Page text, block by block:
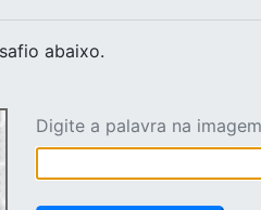
abaixo.
Digite a palavra na